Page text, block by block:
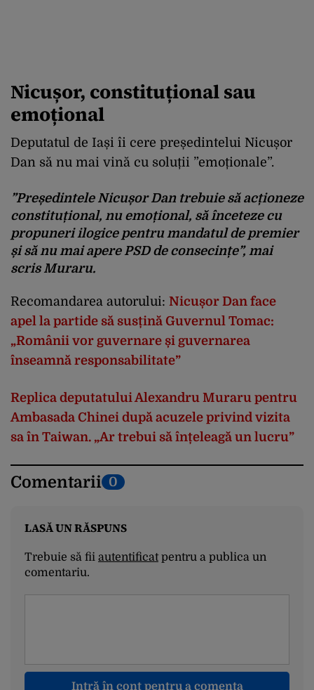
Nicușor, constituțional sau
emoțional
Deputatul de Iași îi cere președintelui Nicușor
Dan să nu mai vină cu soluții ”emoționale”.
”Președintele Nicușor Dan trebuie să acționeze
constituțional, nu emoțional, să înceteze cu
propuneri ilogice pentru mandatul de premier
și să nu mai apere PSD de consecințe”, mai
scris Muraru.
Recomandarea autorului: Nicușor Dan face
apel la partide să susțină Guvernul Tomac:
„Românii vor guvernare și guvernarea
înseamnă responsabilitate”
Replica deputatului Alexandru Muraru pentru
Ambasada Chinei după acuzele privind vizita
sa în Taiwan. „Ar trebui să înțeleagă un lucru”
Comentarii 0
LASĂ UN RĂSPUNS
Trebuie să fii autentificatpentru a publica un
comentariu.
Intră în cont pentru a comenta